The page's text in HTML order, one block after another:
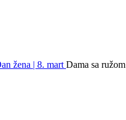
žena | 8. mart Dama sa ružom